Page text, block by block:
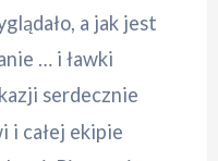
a jak jest
… i ławki
serdecznie
i całej ekipie